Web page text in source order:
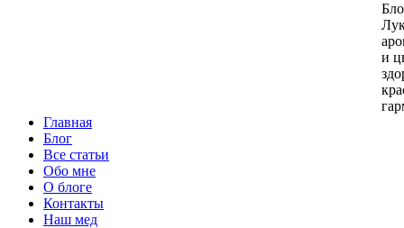
и
Главная
Блог
Все статьи
Обо мне
О блоге
Контакты
Наш мед